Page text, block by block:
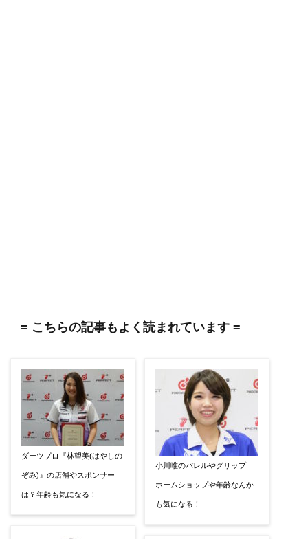
= こちらの記事もよく読まれています =
ダーツプロ『林望美(はやしの
ぞみ)』の店舗やスポンサー
は？年齢も気になる！
小川唯のバレルやグリップ｜
ホームショップや年齢なんか
も気になる！